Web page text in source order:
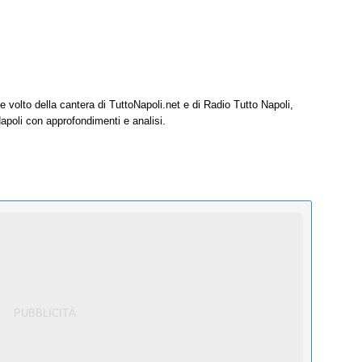
volto della cantera di TuttoNapoli.net e di Radio Tutto Napoli,
con approfondimenti e analisi.